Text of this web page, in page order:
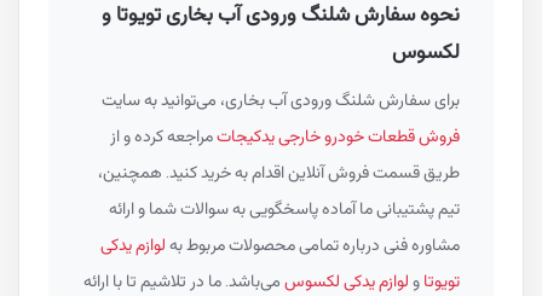
نحوه سفارش شلنگ ورودی آب بخاری تویوتا و
لکسوس
برای سفارش شلنگ ورودی آب بخاری، می‌توانید به سایت
فروش قطعات خودرو خارجی یدکیجاتمراجعه کرده و از
طریق قسمت فروش آنلاین اقدام به خرید کنید. همچنین،
تیم پشتیبانی ما آماده پاسخگویی به سوالات شما و ارائه
مشاوره فنی درباره تمامی محصولات مربوط بهلوازم یدکی
تویوتاولوازم یدکی لکسوسمی‌باشد. ما در تلاشیم تا با ارائه